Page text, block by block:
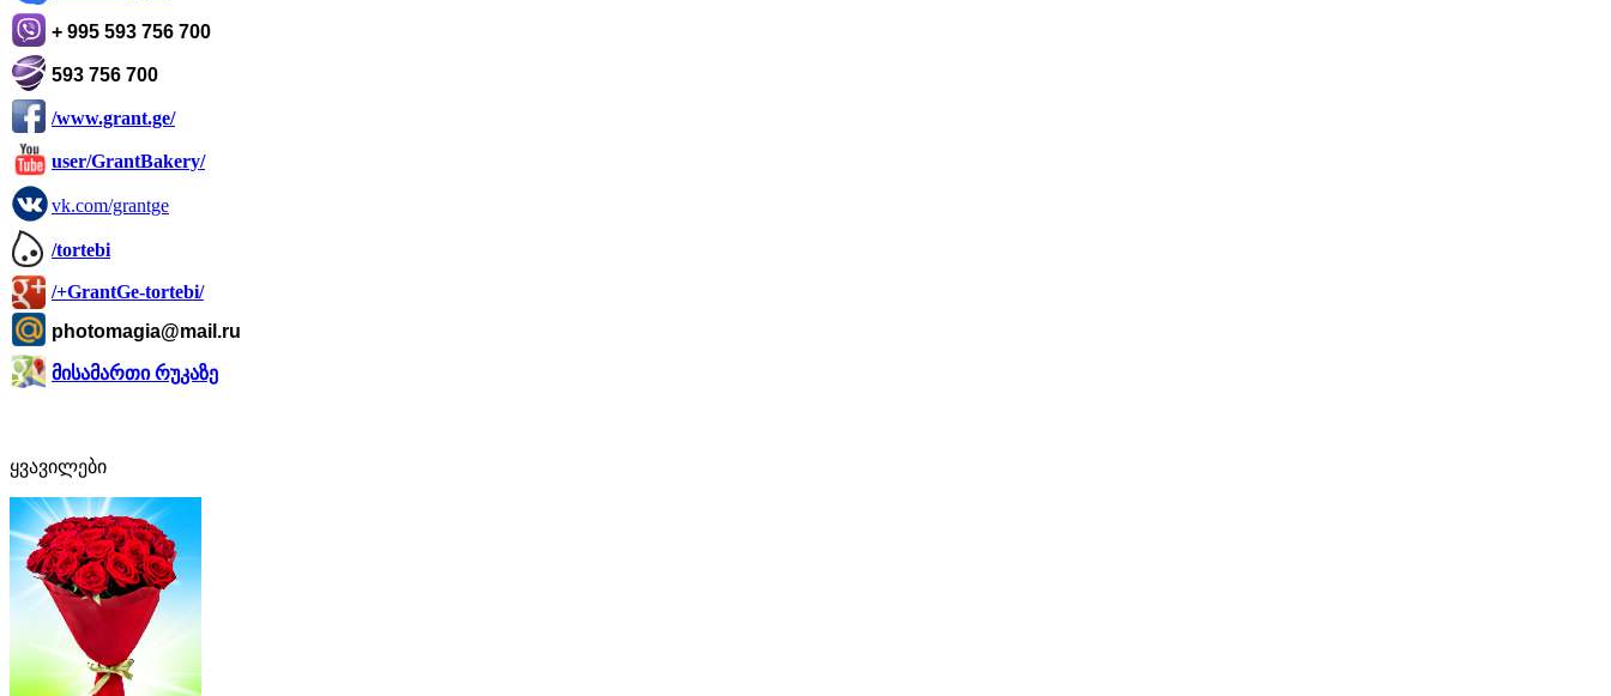
+ 995 593 756 700
593 756 700
/www.grant.ge/
user/GrantBakery/
vk.com/grantge
/tortebi
/+GrantGe-tortebi/
photomagia@mail.ru
მისამართი რუკაზე
ყვავილები